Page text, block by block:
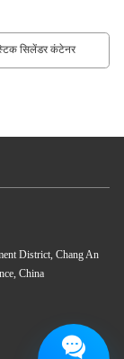
सिलेंडर कंटेनर
District, Chang An
China